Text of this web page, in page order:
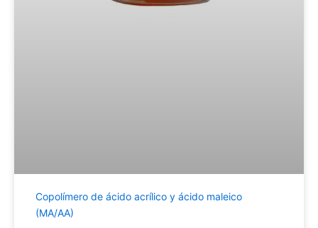
Copolímero de ácido acrílico y ácido maleico
(MA/AA)